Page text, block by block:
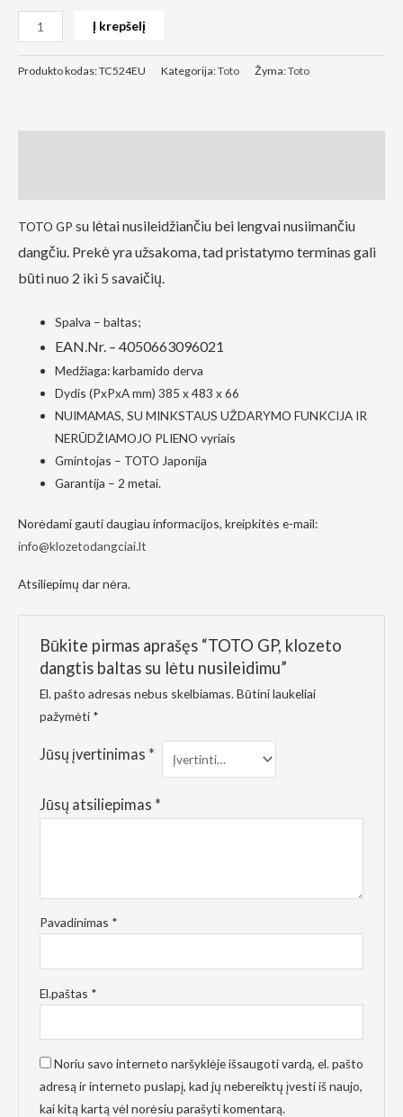
Į krepšelį
Produkto kodas:TC524EU Kategorija:Toto Žyma:Toto
TOTO GP su lėtai nusileidžiančiu bei lengvai nusiimančiu
dangčiu. Prekė yra užsakoma, tad pristatymo terminas gali
būti nuo 2 iki 5 savaičių.
Spalva – baltas;
EAN.Nr. – 4050663096021
Medžiaga: karbamido derva
Dydis (PxPxA mm) 385 x 483 x 66
NUIMAMAS, SU MINKSTAUS UŽDARYMO FUNKCIJA IR
NERŪDŽIAMOJO PLIENO vyriais
Gmintojas – TOTO Japonija
Garantija – 2 metai.
Norėdami gauti daugiau informacijos, kreipkitės e-mail:
info@klozetodangciai.lt
Atsiliepimų dar nėra.
Būkite pirmas aprašęs “TOTO GP, klozeto
dangtis baltas su lėtu nusileidimu”
El. pašto adresas nebus skelbiamas.Būtini laukeliai
pažymėti *
Jūsų įvertinimas *
Jūsų atsiliepimas *
Pavadinimas *
El.paštas *
Noriu savo interneto naršyklėje išsaugoti vardą, el. pašto
adresą ir interneto puslapį, kad jų nebereiktų įvesti iš naujo,
kai kitą kartą vėl norėsiu parašyti komentarą.
Jie
reikalingi,
kad
svetainė
veiktų.
Statistika
atsižvelgdami
svetainė yra
Patirtis
Kad mūsų
veiktų kuo
geriau jūsų
apsilankymo
metu. Jei
atsisakysite
kai kurios
funkcijos iš
Dalindamiesi
pomėgiais ir
lankotės
mūsų
svetainėje,
padidinate
pamatyti
turinį ir